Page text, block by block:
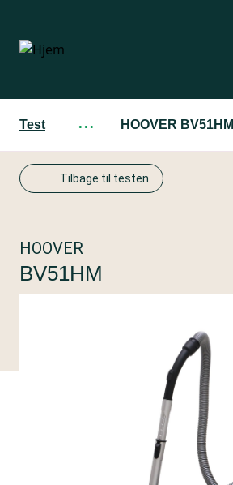
hovedindhold
Test ··· HOOVER BV51HM
Tilbage til testen
HOOVER
BV51HM